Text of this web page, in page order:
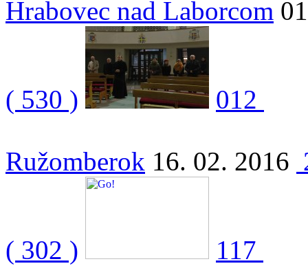
Hrabovec nad Laborcom
( 530 ) 012
Ružomberok 16. 02. 2016
( 302 ) 117